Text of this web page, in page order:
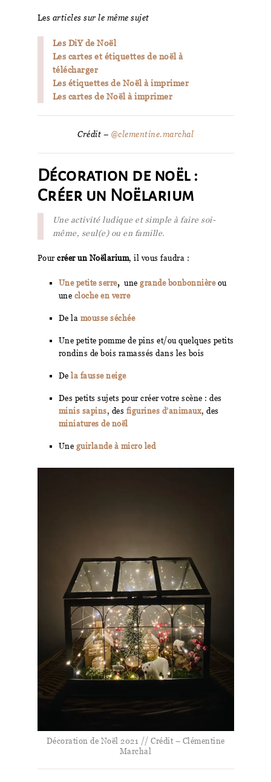
Les articles sur le même sujet
Les DiY de Noël
Les cartes et étiquettes de noël à
télécharger
Les étiquettes de Noël à imprimer
Les cartes de Noël à imprimer
Crédit – @clementine.marchal
Décoration de noël :
Créer un Noëlarium
Une activité ludique et simple à faire soi-
même, seul(e) ou en famille.
Pourcréer un Noëlarium, il vous faudra :
Une petite serre, une grande bonbonnièreou
une cloche en verre
De la mousse séchée
Une petite pomme de pins et/ou quelques petits
rondins de bois ramassés dans les bois
De la fausse neige
Des petits sujets pour créer votre scène : des
minis sapins, des figurines d’animaux, des
miniatures de noël
Une guirlande à micro led
Décoration de Noël 2021 // Crédit – Clémentine
Marchal